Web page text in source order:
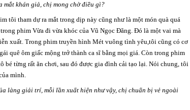
mắt khán giả, chị mong chờ điều gì?
tôi tham dự ra mắt trong dịp này cũng như là một món quà quá
phim Vừa đi vừa khóc của Vũ Ngọc Đãng. Đó là một vai mà
xuất. Trong phim truyền hình Mét vuông tình yêu,tôi cũng có cơ
quê ôm giấc mộng trở thành ca sĩ bằng mọi giá. Còn trong phim
bé từng rất ăn chơi, sau đó được gia đình cải tạo lại. Nói chung, tôi
mình.
làng giải trí, mỗi lần xuất hiện như vậy, chị chuẩn bị vẻ ngoài